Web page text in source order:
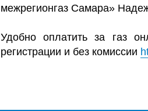
межрегионгаз Самара»
Удобно оплатить за газ
регистрации и без комиссии